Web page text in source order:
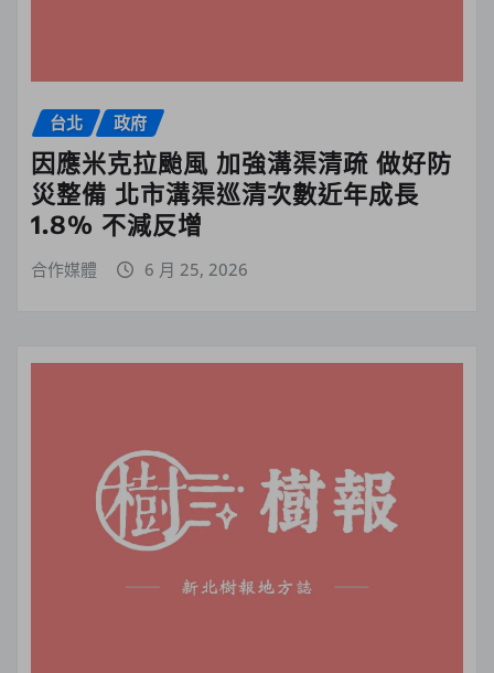
台北 政府
因應米克拉颱風 加強溝渠清疏 做好防
災整備 北市溝渠巡清次數近年成長
1.8% 不減反增
合作媒體 6 月 25, 2026